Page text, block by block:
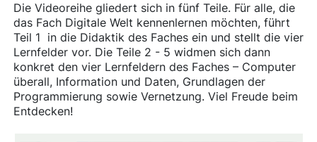
Die Videoreihe gliedert sich in fünf Teile. Für alle, die
das Fach Digitale Welt kennenlernen möchten, führt
Teil 1 in die Didaktik des Faches ein und stellt die vier
Lernfelder vor. Die Teile 2 - 5 widmen sich dann
konkret den vier Lernfeldern des Faches – Computer
überall, Information und Daten, Grundlagen der
Programmierung sowie Vernetzung. Viel Freude beim
Entdecken!